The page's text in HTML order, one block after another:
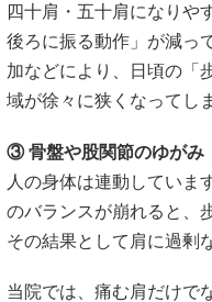
四十肩・五十肩になりや
後ろに振る動作」が減っ
加などにより、日頃の「
域が徐々に狭くなってし
③ 骨盤や股関節のゆがみ
人の身体は連動していま
のバランスが崩れると、
その結果として肩に過剰
当院では、痛む肩だけで